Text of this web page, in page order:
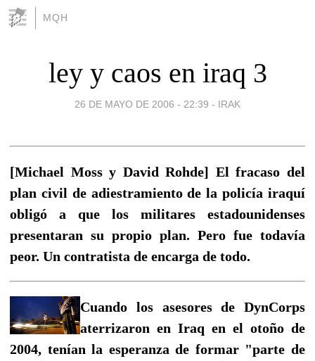
MQH
ley y caos en iraq 3
26 DE MAYO DE 2006 - 22:39 - IRAK
[Michael Moss y David Rohde] El fracaso del
plan civil de adiestramiento de la policía iraquí
obligó a que los militares estadounidenses
presentaran su propio plan. Pero fue todavía
peor. Un contratista de encarga de todo.
Cuando los asesores de DynCorps
aterrizaron en Iraq en el otoño de
2004, tenían la esperanza de formar "parte de